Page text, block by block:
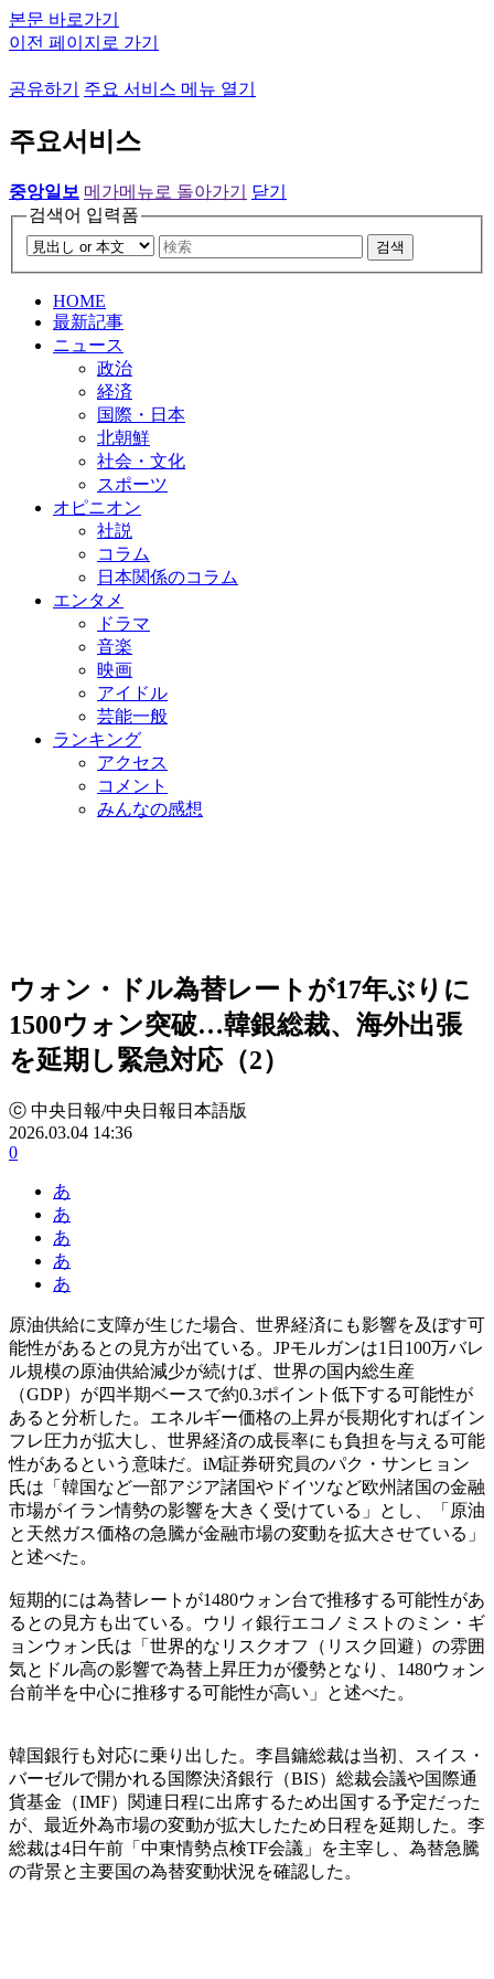
본문 바로가기
이전 페이지로 가기
공유하기 주요 서비스 메뉴 열기
주요서비스
중앙일보 메가메뉴로 돌아가기
닫기
검색어 입력폼
검색
HOME
最新記事
ニュース
政治
経済
国際・日本
北朝鮮
社会・文化
スポーツ
オピニオン
社説
コラム
日本関係のコラム
エンタメ
ドラマ
音楽
映画
アイドル
芸能一般
ランキング
アクセス
コメント
みんなの感想
ウォン・ドル為替レートが17年ぶりに
1500ウォン突破…韓銀総裁、海外出張
を延期し緊急対応（2）
ⓒ 中央日報/中央日報日本語版
2026.03.04 14:36
0
あ
あ
あ
あ
あ
原油供給に支障が生じた場合、世界経済にも影響を及ぼす可
能性があるとの見方が出ている。JPモルガンは1日100万バレ
ル規模の原油供給減少が続けば、世界の国内総生産
（GDP）が四半期ベースで約0.3ポイント低下する可能性が
あると分析した。エネルギー価格の上昇が長期化すればイン
フレ圧力が拡大し、世界経済の成長率にも負担を与える可能
性があるという意味だ。iM証券研究員のパク・サンヒョン
氏は「韓国など一部アジア諸国やドイツなど欧州諸国の金融
市場がイラン情勢の影響を大きく受けている」とし、「原油
と天然ガス価格の急騰が金融市場の変動を拡大させている」
と述べた。
短期的には為替レートが1480ウォン台で推移する可能性があ
るとの見方も出ている。ウリィ銀行エコノミストのミン・ギ
ョンウォン氏は「世界的なリスクオフ（リスク回避）の雰囲
気とドル高の影響で為替上昇圧力が優勢となり、1480ウォン
台前半を中心に推移する可能性が高い」と述べた。
韓国銀行も対応に乗り出した。李昌鏞総裁は当初、スイス・
バーゼルで開かれる国際決済銀行（BIS）総裁会議や国際通
貨基金（IMF）関連日程に出席するため出国する予定だった
が、最近外為市場の変動が拡大したため日程を延期した。李
総裁は4日午前「中東情勢点検TF会議」を主宰し、為替急騰
の背景と主要国の為替変動状況を確認した。